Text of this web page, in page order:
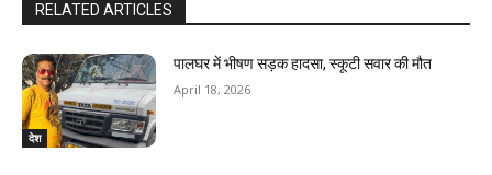
RELATED ARTICLES
देश
पालघर में भीषण सड़क हादसा, स्कूटी सवार की मौत
April 18, 2026